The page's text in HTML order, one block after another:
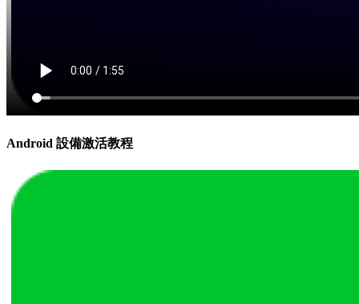
Android 設備激活教程